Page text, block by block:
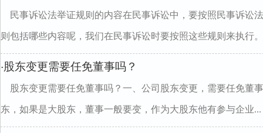
民事诉讼法举证规则的内容在民事诉讼中，要按照民事诉讼
则包括哪些内容呢，我们在民事诉讼时要按照这些规则来执行
·股东变更需要任免董事吗？
股东变更需要任免董事吗？一、公司股东变更，需要任免董
东，如果是大股东，董事一般要变，作为大股东他有参与企业...